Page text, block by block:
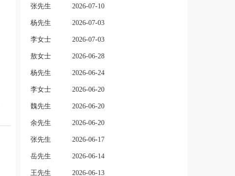
张先生 2026-07-10
杨先生 2026-07-03
李女士 2026-07-03
敖女士 2026-06-28
杨先生 2026-06-24
李女士 2026-06-20
魏先生 2026-06-20
余先生 2026-06-20
张先生 2026-06-17
岳先生 2026-06-14
王先生 2026-06-13